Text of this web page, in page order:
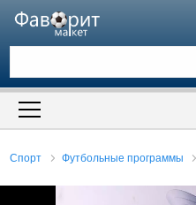
Искать также в описании
Спорт Футбольные программы